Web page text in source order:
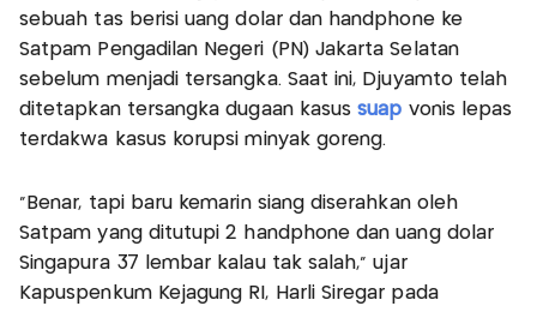
sebuah tas berisi uang dolar dan handphone ke
Satpam Pengadilan Negeri (PN) Jakarta Selatan
sebelum menjadi tersangka. Saat ini, Djuyamto telah
ditetapkan tersangka dugaan kasussuap vonis lepas
terdakwa kasus korupsi minyak goreng.
"Benar, tapi baru kemarin siang diserahkan oleh
Satpam yang ditutupi 2 handphone dan uang dolar
Singapura 37 lembar kalau tak salah," ujar
Kapuspenkum Kejagung RI, Harli Siregar pada